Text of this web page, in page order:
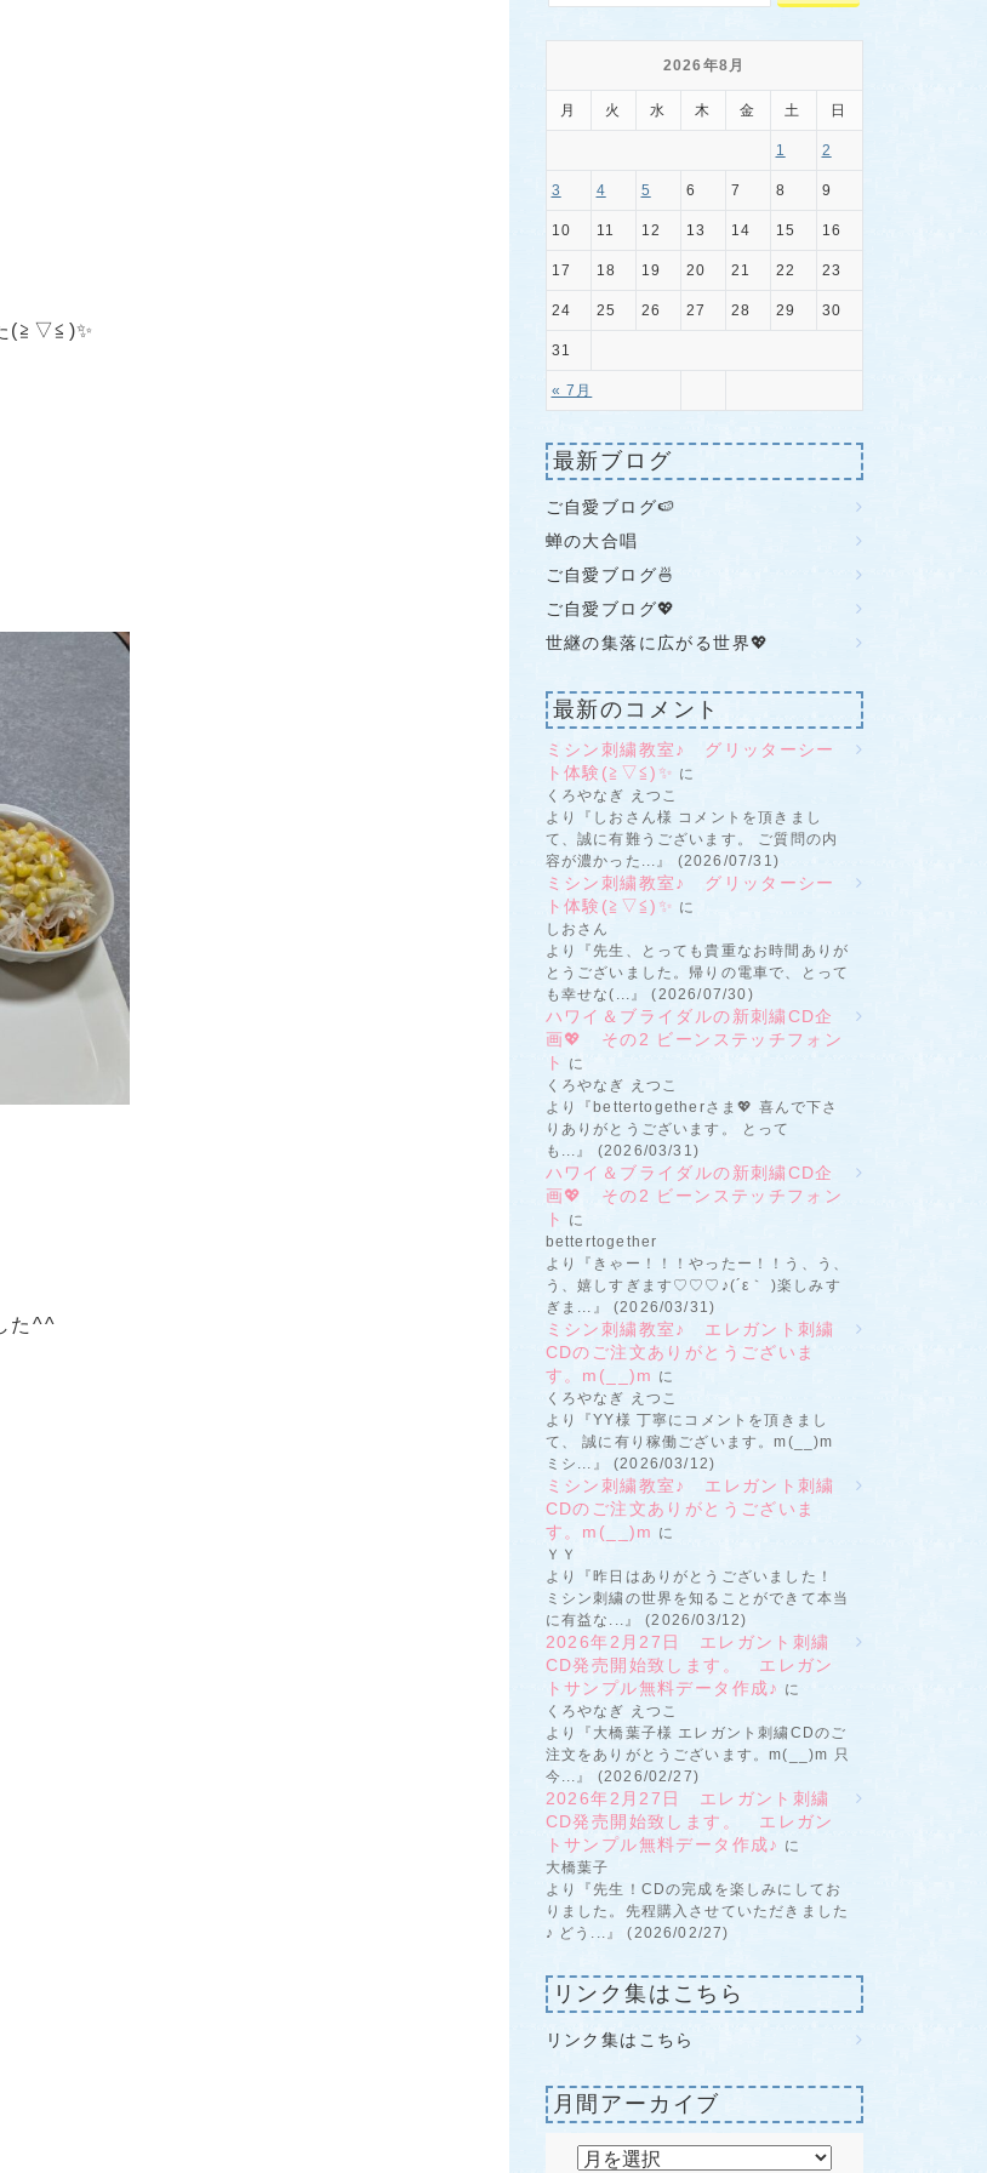
(≧▽≦)✨
た^^
2026年8月
月 火 水 木 金 土 日
« 7月
1 2
3 4 5 6 7 8 9
10 11 12 13 14 15 16
17 18 19 20 21 22 23
24 25 26 27 28 29 30
31
最新ブログ
ご自愛ブログ🍉
蝉の大合唱
ご自愛ブログ🍜
ご自愛ブログ💖
世継の集落に広がる世界💖
最新のコメント
ミシン刺繍教室♪ グリッターシー
ト体験(≧▽≦)✨ に
くろやなぎ えつこ
より『しおさん様 コメントを頂きまし
て、誠に有難うございます。 ご質問の内
容が濃かった...』 (2026/07/31)
ミシン刺繍教室♪ グリッターシー
ト体験(≧▽≦)✨ に
しおさん
より『先生、とっても貴重なお時間ありが
とうございました。帰りの電車で、とって
も幸せな(...』 (2026/07/30)
ハワイ＆ブライダルの新刺繍CD企
画💖 その2 ビーンステッチフォン
ト
に
くろやなぎ えつこ
より『bettertogetherさま💖 喜んで下さ
りありがとうございます。 とって
も...』 (2026/03/31)
ハワイ＆ブライダルの新刺繍CD企
画💖 その2 ビーンステッチフォン
ト
に
bettertogether
より『きゃー！！！やったー！！う、う、
う、嬉しすぎます♡♡♡♪(´ε｀ )楽しみす
ぎま...』 (2026/03/31)
ミシン刺繍教室♪ エレガント刺繍
CDのご注文ありがとうございま
す。m(__)m に
くろやなぎ えつこ
より『YY様 丁寧にコメントを頂きまし
て、 誠に有り稼働ございます。m(__)m
ミシ...』 (2026/03/12)
ミシン刺繍教室♪ エレガント刺繍
CDのご注文ありがとうございま
す。m(__)m に
ＹＹ
より『昨日はありがとうございました！
ミシン刺繍の世界を知ることができて本当
に有益な...』 (2026/03/12)
2026年2月27日 エレガント刺繍
CD発売開始致します。 エレガン
トサンプル無料データ作成♪ に
くろやなぎ えつこ
より『大橋葉子様 エレガント刺繍CDのご
注文をありがとうございます。m(__)m 只
今...』 (2026/02/27)
2026年2月27日 エレガント刺繍
CD発売開始致します。 エレガン
トサンプル無料データ作成♪ に
大橋葉子
より『先生！CDの完成を楽しみにしてお
りました。先程購入させていただきました
♪ どう...』 (2026/02/27)
リンク集はこちら
リンク集はこちら
月間アーカイブ